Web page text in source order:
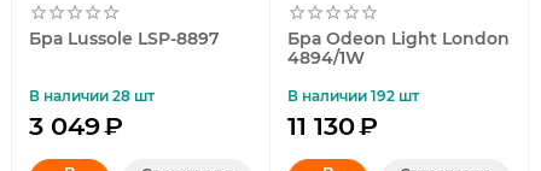
Бра Lussole LSP-8897
В наличии 28 шт
3 049₽
Бра Odeon Light London
4894/1W
В наличии 192 шт
11 130₽